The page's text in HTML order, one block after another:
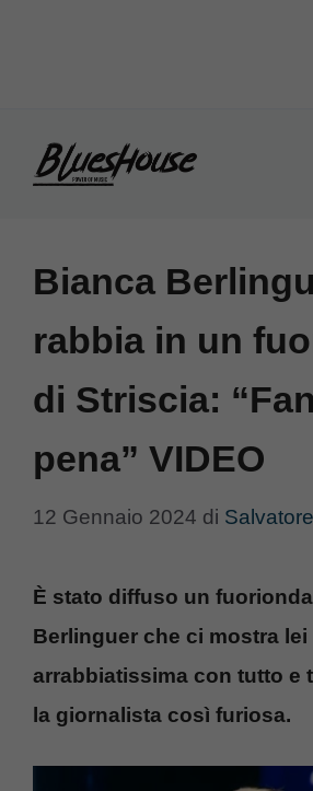
Bianca
rabbia in un
di Striscia:
pena” VIDEO
12 Gennaio 2024 di
È stato diffuso un
Berlinguer che ci mostra lei
arrabbiatissima con tutto e
la giornalista così furiosa.